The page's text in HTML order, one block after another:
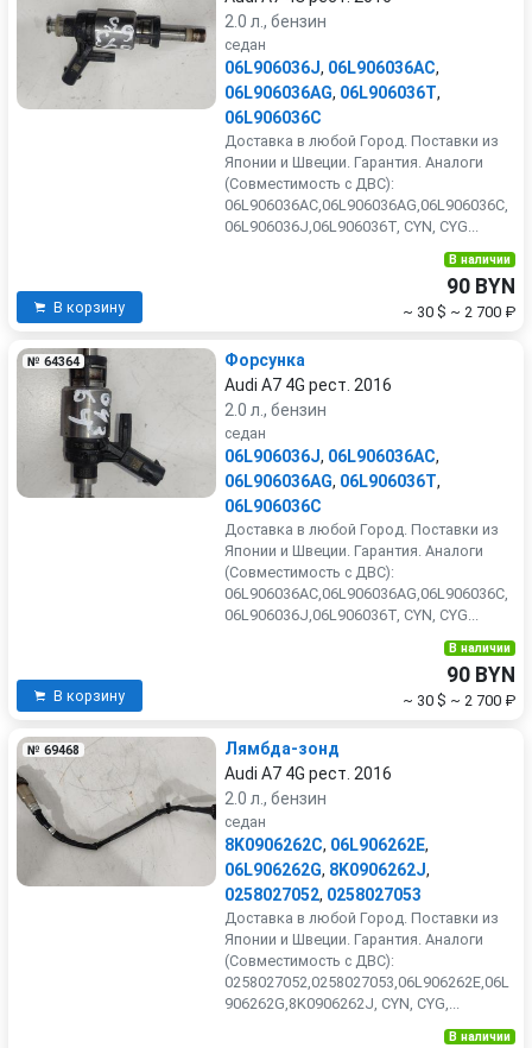
2.0 л., бензин
седан
06L906036J, 06L906036AC,
06L906036AG, 06L906036T,
06L906036C
Доставка в любой Город. Поставки из
Японии и Швеции. Гарантия. Аналоги
(Совместимость с ДВС):
06L906036AC,06L906036AG,06L906036C,
06L906036J,06L906036T, CYN, CYG...
В корзину
В наличии
90 BYN
~ 30 $ ~ 2 700 ₽
№ 64364
Форсунка
Audi A7 4G рест. 2016
2.0 л., бензин
седан
06L906036J, 06L906036AC,
06L906036AG, 06L906036T,
06L906036C
Доставка в любой Город. Поставки из
Японии и Швеции. Гарантия. Аналоги
(Совместимость с ДВС):
06L906036AC,06L906036AG,06L906036C,
06L906036J,06L906036T, CYN, CYG...
В корзину
В наличии
90 BYN
~ 30 $ ~ 2 700 ₽
№ 69468
Лямбда-зонд
Audi A7 4G рест. 2016
2.0 л., бензин
седан
8K0906262C, 06L906262E,
06L906262G, 8K0906262J,
0258027052, 0258027053
Доставка в любой Город. Поставки из
Японии и Швеции. Гарантия. Аналоги
(Совместимость с ДВС):
0258027052,0258027053,06L906262E,06L
906262G,8K0906262J, CYN, CYG,...
В наличии